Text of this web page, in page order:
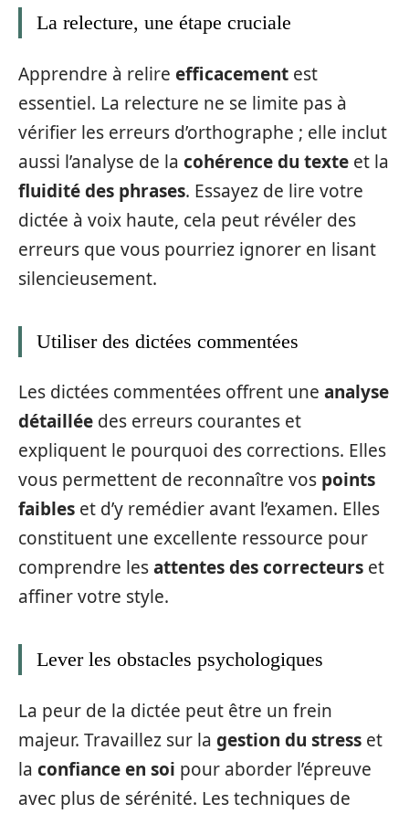
La relecture, une étape cruciale
Apprendre à relire efficacement est
essentiel. La relecture ne se limite pas à
vérifier les erreurs d’orthographe ; elle inclut
aussi l’analyse de la cohérence du texte et la
fluidité des phrases. Essayez de lire votre
dictée à voix haute, cela peut révéler des
erreurs que vous pourriez ignorer en lisant
silencieusement.
Utiliser des dictées commentées
Les dictées commentées offrent une analyse
détaillée des erreurs courantes et
expliquent le pourquoi des corrections. Elles
vous permettent de reconnaître vos points
faibles et d’y remédier avant l’examen. Elles
constituent une excellente ressource pour
comprendre lesattentes des correcteurs et
affiner votre style.
Lever les obstacles psychologiques
La peur de la dictée peut être un frein
majeur. Travaillez sur la gestion du stress et
la confiance en soi pour aborder l’épreuve
avec plus de sérénité. Les techniques de